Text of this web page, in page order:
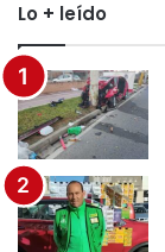
Lo + leído